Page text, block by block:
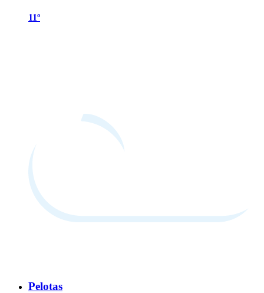
11º
Pelotas